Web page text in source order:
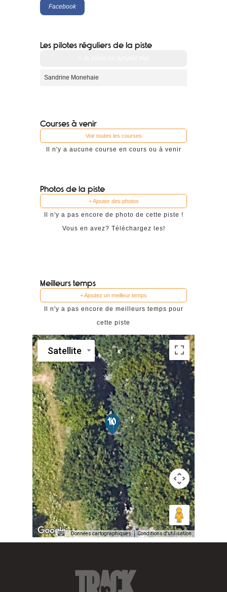
Facebook
Les pilotes réguliers de la piste
Sandrine Monehaie
Courses à venir
Voir toutes les courses
Il n'y a aucune course en cours ou à venir
Photos de la piste
+ Ajouter des photos
Il n'y a pas encore de photo de cette piste !
Vous en avez? Téléchargez les!
Meilleurs temps
+ Ajoutez un meilleur temps
Il n'y a pas encore de meilleurs temps pour
cette piste
Satellite
Données cartographiques Conditions d'utilisation